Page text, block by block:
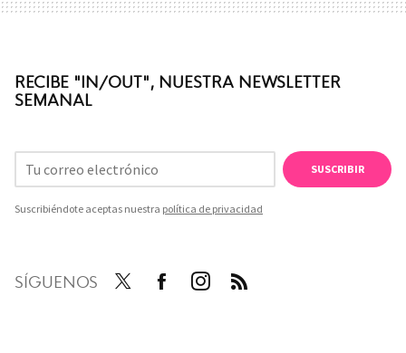
RECIBE "IN/OUT", NUESTRA NEWSLETTER
SEMANAL
SUSCRIBIR
Suscribiéndote aceptas nuestra política de privacidad
SÍGUENOS